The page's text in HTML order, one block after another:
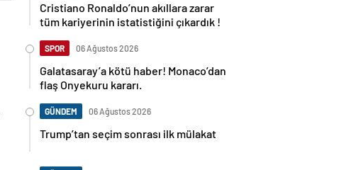
Cristiano Ronaldo’nun akıllara zarar
tüm kariyerinin istatistiğini çıkardık !
SPOR 06 Ağustos 2026
Galatasaray’a kötü haber! Monaco’dan
flaş Onyekuru kararı.
GÜNDEM 06 Ağustos 2026
Trump’tan seçim sonrası ilk mülakat